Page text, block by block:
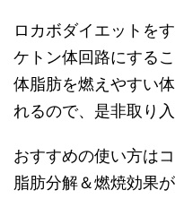
ロカボダイエットを
ケトン体回路にするこ
体脂肪を燃えやすい
れるので、是非取り
おすすめの使い方は
脂肪分解＆燃焼効果